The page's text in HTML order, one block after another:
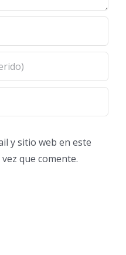
y sitio web en este
que comente.